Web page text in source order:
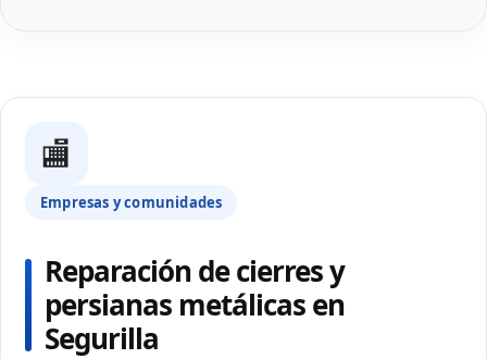
🏬
Empresas y comunidades
Reparación de cierres y
persianas metálicas en
Segurilla